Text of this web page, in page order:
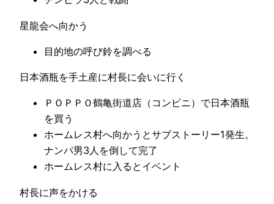
星龍会へ向かう
目的地の呼び鈴を調べる
日本酒瓶を手土産に村長に会いに行く
ＰＯＰＰＯ鶴亀街道店（コンビニ）で日本酒瓶
を買う
ホームレス村へ向かうとサブストーリー1発生。
ナンパ男3人を倒して完了
ホームレス村に入るとイベント
村長に声をかける